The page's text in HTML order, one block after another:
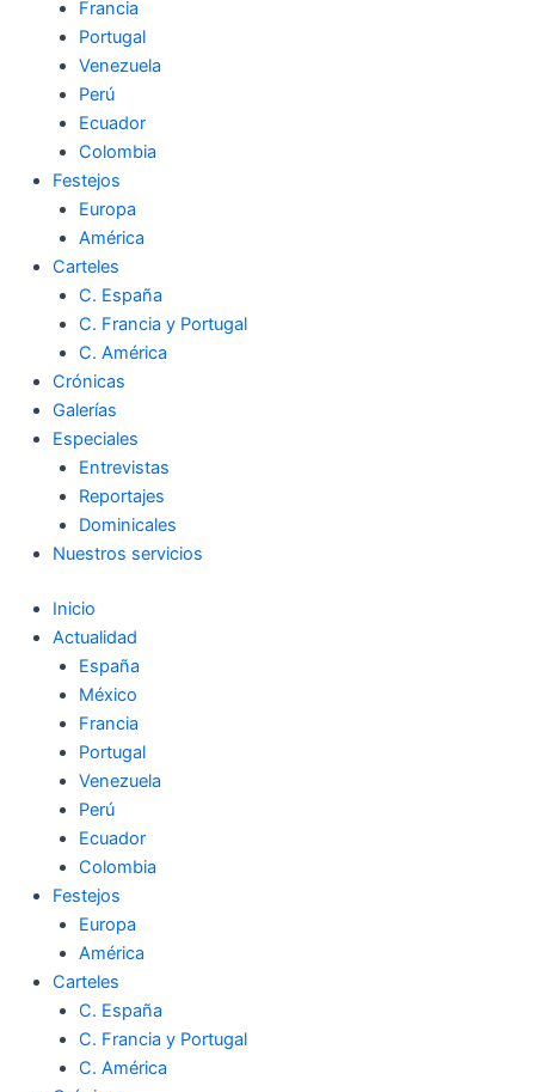
Francia
Portugal
Venezuela
Perú
Ecuador
Colombia
Festejos
Europa
América
Carteles
C. España
C. Francia y Portugal
C. América
Crónicas
Galerías
Especiales
Entrevistas
Reportajes
Dominicales
Nuestros servicios
Inicio
Actualidad
España
México
Francia
Portugal
Venezuela
Perú
Ecuador
Colombia
Festejos
Europa
América
Carteles
C. España
C. Francia y Portugal
C. América